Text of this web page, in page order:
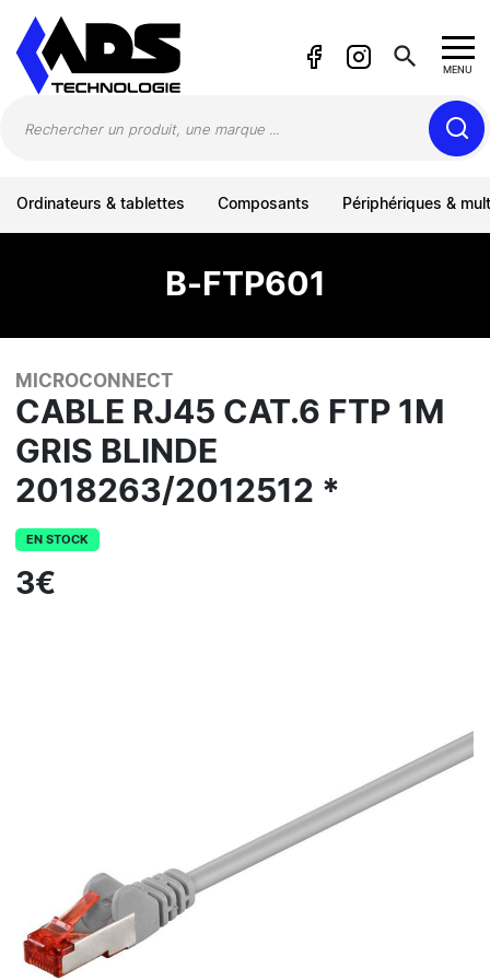
search MENU
Ordinateurs & tablettes Composants Périphériques &
B-FTP601
MICROCONNECT
CABLE RJ45 CAT.6 FTP 1M
GRIS BLINDE
2018263/2012512 *
EN STOCK
3€